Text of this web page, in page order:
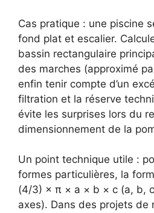
Cas pratique : une piscine
fond plat et escalier.
bassin rectangulaire
des marches (approximé
enfin tenir compte d’un
filtration et la réserve
évite les surprises lors du
dimensionnement de la
Un point technique utile :
formes particulières, la
(4/3) × π × a × b × c (a, b,
axes). Dans des projets de